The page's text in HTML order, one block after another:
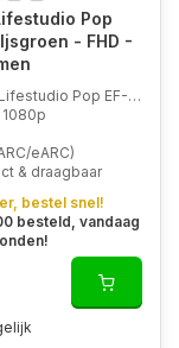
Pop
Ijsgroen - FHD -
Pop EF-61G
1080p
eARC)
& draagbaar
bestel snel!
besteld, vandaag